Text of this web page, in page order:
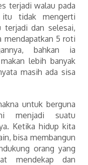
terjadi walau pada
itu tidak mengerti
dan selesai,
mendapatkan 5 roti
bahkan ia
lebih banyak
masih ada sisa
untuk berguna
menjadi suatu
Ketika hidup kita
bisa membangun
orang yang
mendekap dan